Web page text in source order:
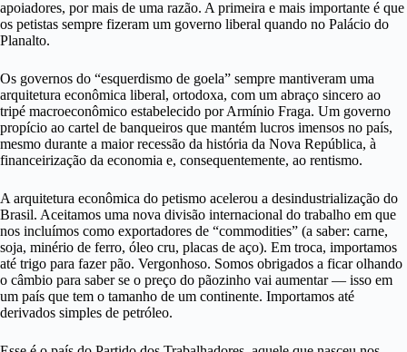
apoiadores, por mais de uma razão. A primeira e mais importante é que
os petistas sempre fizeram um governo liberal quando no Palácio do
Planalto.
Os governos do “esquerdismo de goela” sempre mantiveram uma
arquitetura econômica liberal, ortodoxa, com um abraço sincero ao
tripé macroeconômico estabelecido por Armínio Fraga. Um governo
propício ao cartel de banqueiros que mantém lucros imensos no país,
mesmo durante a maior recessão da história da Nova República, à
financeirização da economia e, consequentemente, ao rentismo.
A arquitetura econômica do petismo acelerou a desindustrialização do
Brasil. Aceitamos uma nova divisão internacional do trabalho em que
nos incluímos como exportadores de “commodities” (a saber: carne,
soja, minério de ferro, óleo cru, placas de aço). Em troca, importamos
até trigo para fazer pão. Vergonhoso. Somos obrigados a ficar olhando
o câmbio para saber se o preço do pãozinho vai aumentar — isso em
um país que tem o tamanho de um continente. Importamos até
derivados simples de petróleo.